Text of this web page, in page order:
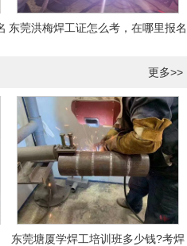
东莞洪梅焊工证怎么考，在哪里报名
更多>>
东莞塘厦学焊工培训班多少钱?考焊